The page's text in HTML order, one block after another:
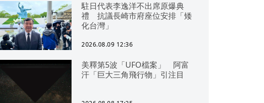
駐日代表李逸洋不出席原爆典
禮 抗議長崎市府座位安排「矮
化台灣」
2026.08.09 12:36
美釋第5波「UFO檔案」 阿富
汗「巨大三角飛行物」引注目